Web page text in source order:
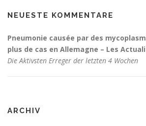
NEUESTE KOMMENTARE
Pneumonie causée par des
plus de cas en Allemagne – Les
Die Aktivsten Erreger der letzten 4 Wochen
ARCHIV